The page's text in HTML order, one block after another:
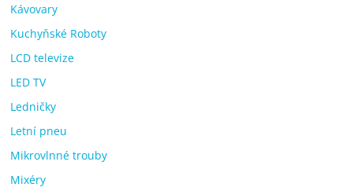
Kávovary
Kuchyňské Roboty
LCD televize
LED TV
Ledničky
Letní pneu
Mikrovlnné trouby
Mixéry